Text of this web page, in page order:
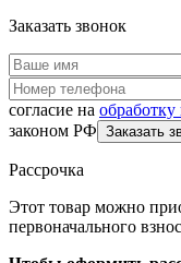
Заказать звонок
согласие на
законом РФ
Рассрочка
Этот товар можно
первоначального